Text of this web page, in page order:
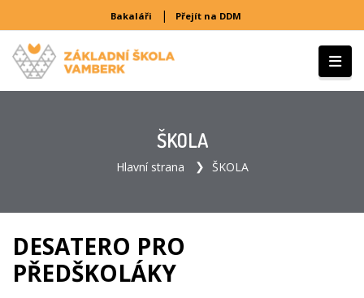
Bakaláři | Přejít na DDM
ŠKOLA
Hlavní strana ŠKOLA
DESATERO PRO
PŘEDŠKOLÁKY